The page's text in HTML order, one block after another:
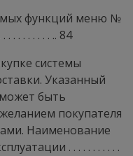
функций меню №
. . . . . . . . .. 84
системы
Указанный
быть
покупателя
Наименование
. . . . . . . . . . .